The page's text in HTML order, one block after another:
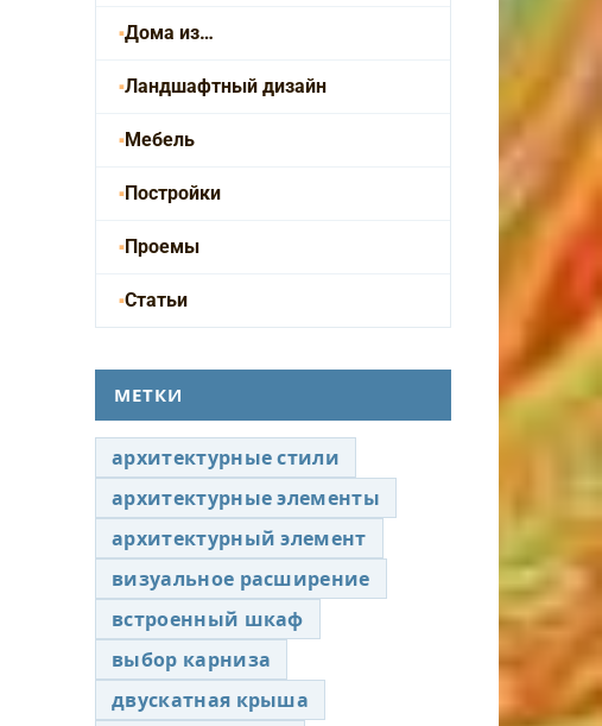
Дома из…
Ландшафтный дизайн
Мебель
Постройки
Проемы
Статьи
МЕТКИ
архитектурные стили
архитектурные элементы
архитектурный элемент
визуальное расширение
встроенный шкаф
выбор карниза
двускатная крыша